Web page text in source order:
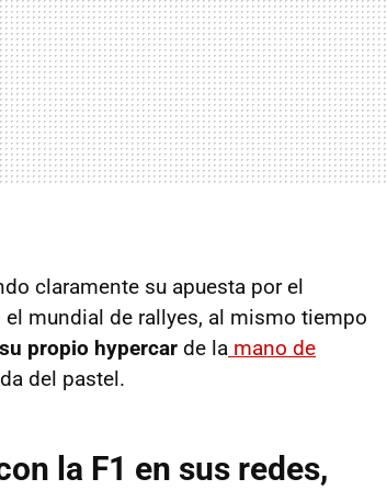
claramente su apuesta por el
mundial de rallyes, al mismo tiempo
propio hypercar de la mano de
del pastel.
la F1 en sus redes,